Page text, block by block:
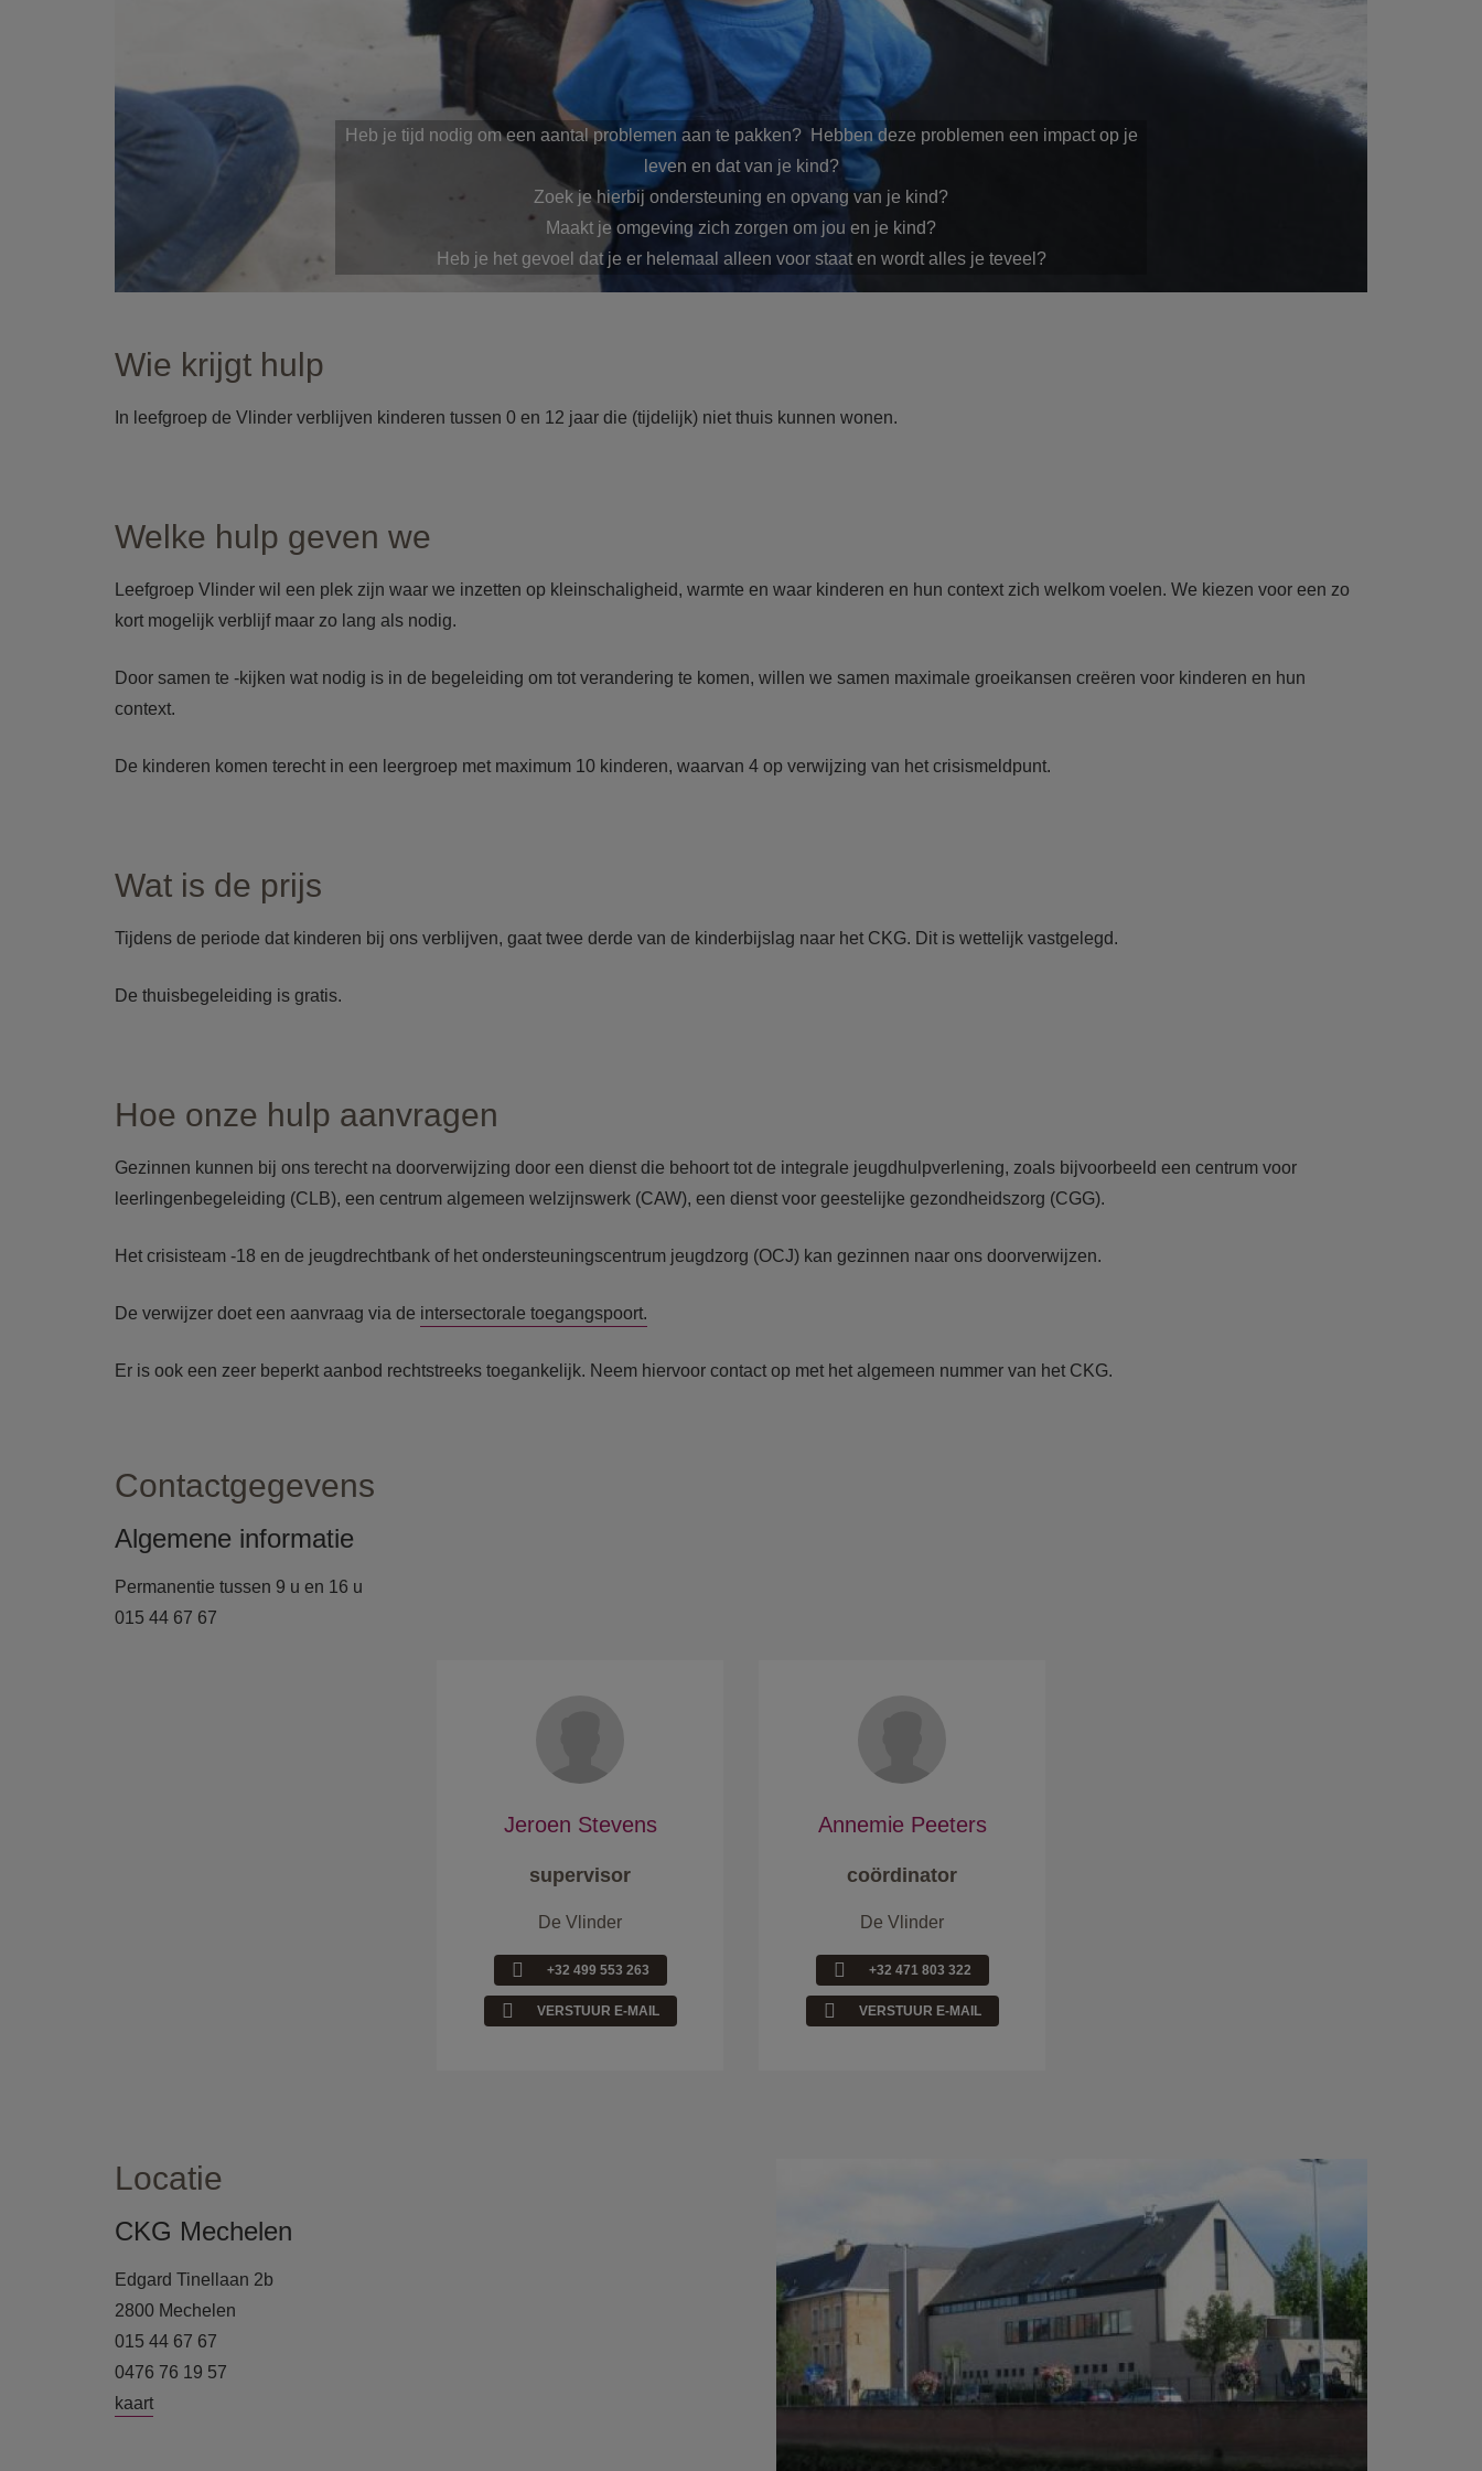
Heb je tijd nodig om een aantal problemen aan te pakken? Hebben deze problemen een impact op je
leven en dat van je kind?
Zoek je hierbij ondersteuning en opvang van je kind?
Maakt je omgeving zich zorgen om jou en je kind?
Heb je het gevoel dat je er helemaal alleen voor staat en wordt alles je teveel?
Wie krijgt hulp
In leefgroep de Vlinder verblijven kinderen tussen 0 en 12 jaar die (tijdelijk) niet thuis kunnen wonen.
Welke hulp geven we
Leefgroep Vlinder wil een plek zijn waar we inzetten op kleinschaligheid, warmte en waar kinderen en hun context zich welkom voelen. We kiezen voor een zo
kort mogelijk verblijf maar zo lang als nodig.
Door samen te -kijken wat nodig is in de begeleiding om tot verandering te komen, willen we samen maximale groeikansen creëren voor kinderen en hun
context.
De kinderen komen terecht in een leergroep met maximum 10 kinderen, waarvan 4 op verwijzing van het crisismeldpunt.
Wat is de prijs
Tijdens de periode dat kinderen bij ons verblijven, gaat twee derde van de kinderbijslag naar het CKG. Dit is wettelijk vastgelegd.
De thuisbegeleiding is gratis.
Hoe onze hulp aanvragen
Gezinnen kunnen bij ons terecht na doorverwijzing door een dienst die behoort tot de integrale jeugdhulpverlening, zoals bijvoorbeeld een centrum voor
leerlingenbegeleiding (CLB), een centrum algemeen welzijnswerk (CAW), een dienst voor geestelijke gezondheidszorg (CGG).
Het crisisteam -18 en de jeugdrechtbank of het ondersteuningscentrum jeugdzorg (OCJ) kan gezinnen naar ons doorverwijzen.
De verwijzer doet een aanvraag via de intersectorale toegangspoort.
Er is ook een zeer beperkt aanbod rechtstreeks toegankelijk. Neem hiervoor contact op met het algemeen nummer van het CKG.
Contactgegevens
Algemene informatie
Permanentie tussen 9 u en 16 u
015 44 67 67
Jeroen Stevens
supervisor
De Vlinder
+32 499 553 263
VERSTUUR E-MAIL
Annemie Peeters
coördinator
De Vlinder
+32 471 803 322
VERSTUUR E-MAIL
Locatie
CKG Mechelen
Edgard Tinellaan 2b
2800 Mechelen
015 44 67 67
0476 76 19 57
kaart